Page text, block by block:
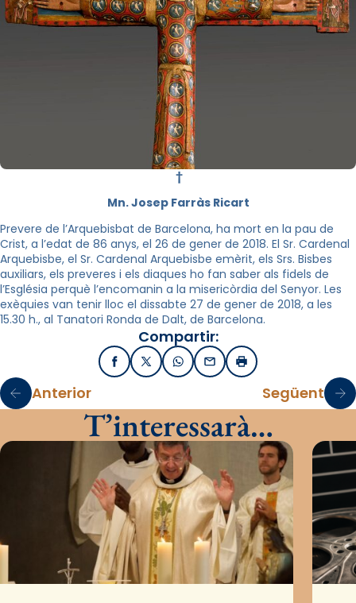
†
Mn. Josep Farràs Ricart
Prevere de l’Arquebisbat de Barcelona, ha mort en la pau de
Crist, a l’edat de 86 anys, el 26 de gener de 2018. El Sr. Cardenal
Arquebisbe, el Sr. Cardenal Arquebisbe emèrit, els Srs. Bisbes
auxiliars, els preveres i els diaques ho fan saber als fidels de
l’Església perquè l’encomanin a la misericòrdia del Senyor. Les
exèquies van tenir lloc el dissabte 27 de gener de 2018, a les
15.30 h., al Tanatori Ronda de Dalt, de Barcelona.
Compartir:
FacebookX / TwitterWhatsApp
EmailImprimir
Anterior Següent
T’interessarà…